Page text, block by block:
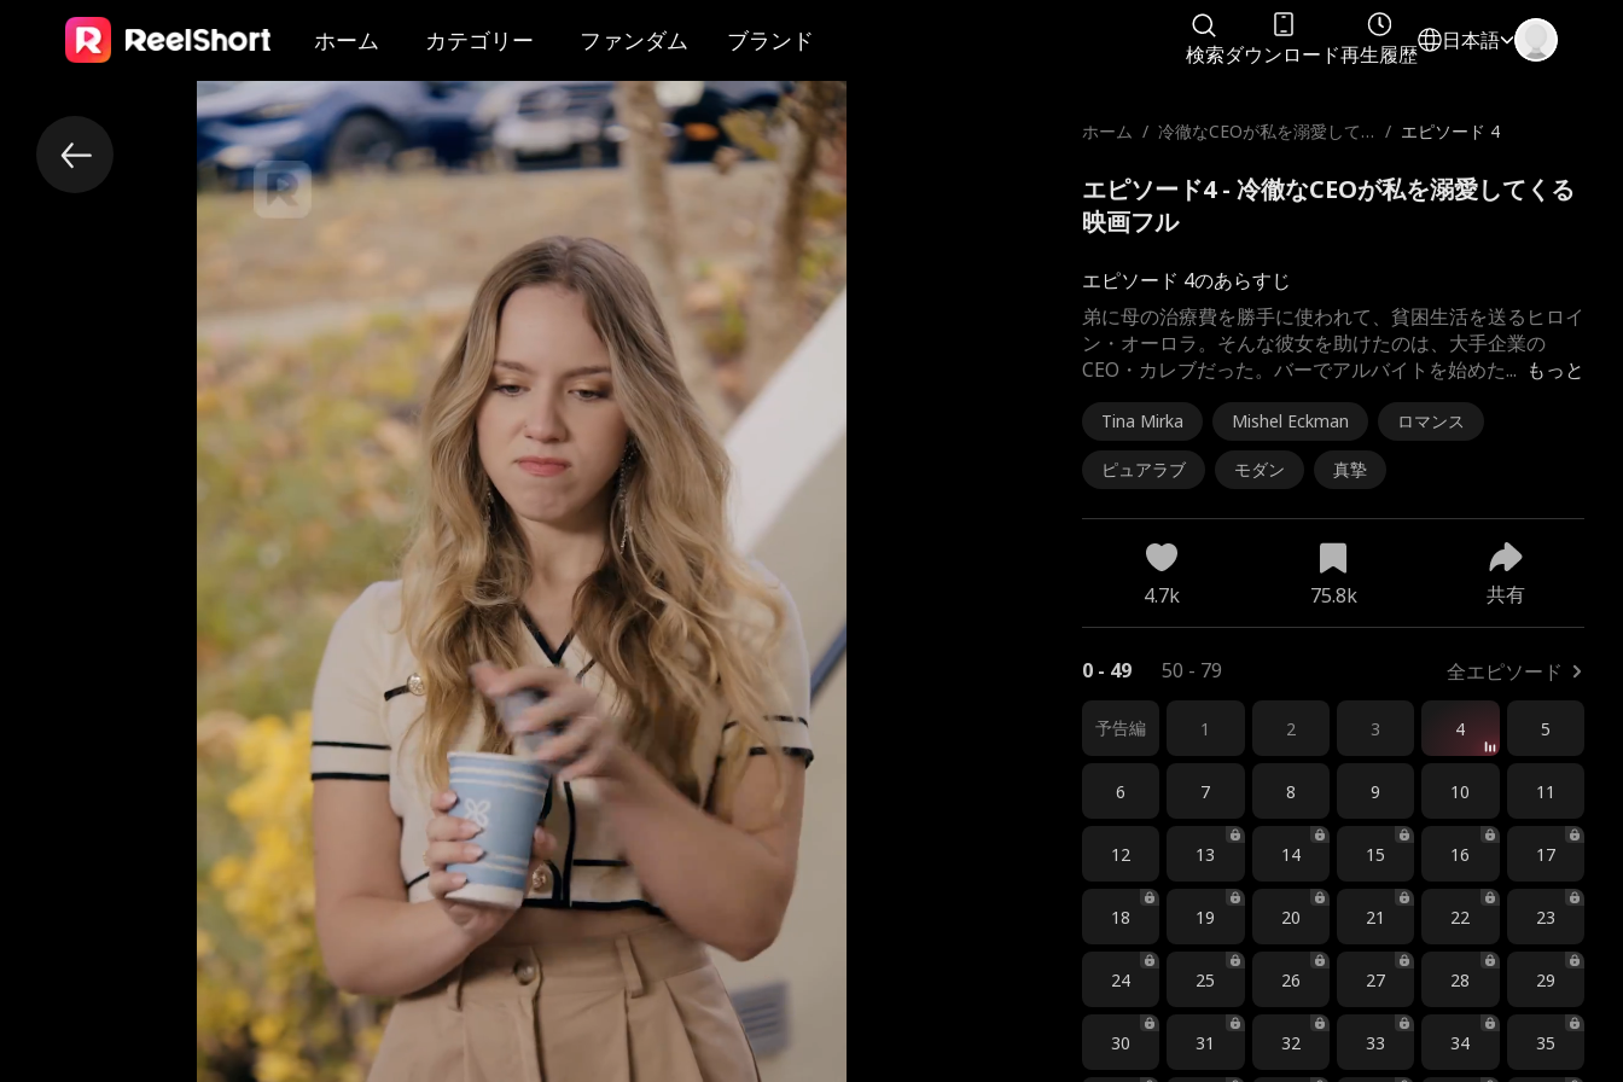
ホーム カテゴリー ファンダム ブランド
検索ダウンロード再生履歴
日本語
ホーム / 冷徹なCEOが私を溺愛して
/ エピソード 4
エピソード4 - 冷徹なCEOが私を溺愛してくる
映画フル
エピソード 4のあらすじ
もっと
弟に母の治療費を勝手に使われて、貧困生活を送るヒロイ
ン・オーロラ。そんな彼女を助けたのは、大手企業の
CEO・カレブだった。バーでアルバイトを始めた...
Tina Mirka Mishel Eckman ロマンス
ピュアラブ モダン 真摯
4.7k 75.8k 共有
0 - 49 50 - 79 全エピソード
予告編 1 2 3 4 5
6 7 8 9 10 11
12 13 14 15 16 17
18 19 20 21 22 23
24 25 26 27 28 29
30 31 32 33 34 35